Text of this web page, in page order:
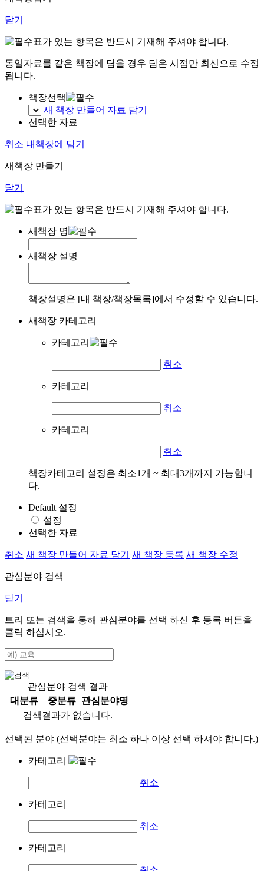
닫기
표가 있는 항목은 반드시 기재해 주셔야 합니다.
동일자료를 같은 책장에 담을 경우 담은 시점만 최신으로 수정
됩니다.
책장선택
새 책장 만들어 자료 담기
선택한 자료
취소 내책장에 담기
새책장 만들기
닫기
표가 있는 항목은 반드시 기재해 주셔야 합니다.
새책장 명
새책장 설명
책장설명은 [내 책장/책장목록]에서 수정할 수 있습니다.
새책장 카테고리
카테고리
취소
카테고리
취소
카테고리
취소
책장카테고리 설정은 최소1개 ~ 최대3개까지 가능합니
다.
Default 설정
설정
선택한 자료
취소 새 책장 만들어 자료 담기 새 책장 등록 새 책장 수정
관심분야 검색
닫기
트리 또는 검색을 통해 관심분야를 선택 하신 후 등록 버튼을
클릭 하십시오.
관심분야 검색 결과
대분류
중분류
관심분야명
검색결과가 없습니다.
선택된 분야 (선택분야는 최소 하나 이상 선택 하셔야 합니다.)
카테고리
취소
카테고리
취소
카테고리